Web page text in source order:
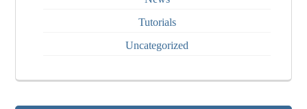
Tutorials
Uncategorized